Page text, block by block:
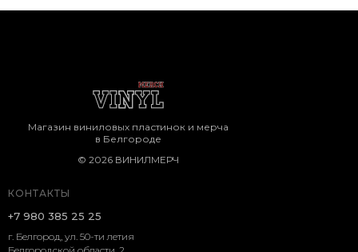
КОНТАКТЫ
г. Белгород, ул. 50-ти летия
+7 980 385 25 25
Магазин виниловых пластинок и мерча
в Белгороде
© 2026 ВИНИЛМЕРЧ